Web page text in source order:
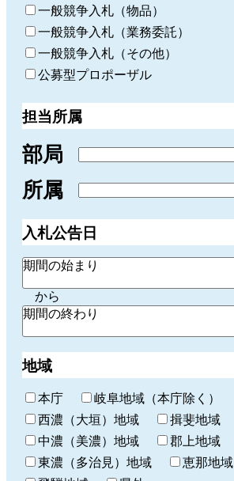
一般競争入札（物品）
一般競争入札（業務委託）
一般競争入札（その他）
公募型プロポーザル
担当所属
部局
所属
入札公告日
期間の始まり
から
期間の終わり
地域
本庁
岐阜地域（本庁除く）
西濃（大垣）地域
揖斐地域
中濃（美濃）地域
郡上地域
東濃（多治見）地域
恵那地域